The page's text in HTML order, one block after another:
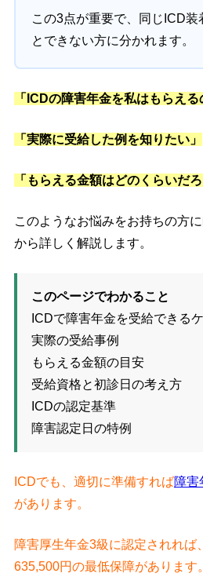
この3点が重要で、同じICD
とできない方に分かれます。
「ICDの障害年金を私はもらえる
「実際に受給した例を知りたい」
「もらえる金額はどのくらいだろ
このようなお悩みをお持ちの方
から詳しく解説します。
このページでわかること
ICDで障害年金を受給できる
実際の受給事例
もらえる金額の目安
受給資格と初診日の考え方
ICDの認定基準
障害認定日の特例
ICDでも、適切に準備すれば障害
があります。
障害厚生年金3級に認定されれば
635,500円の最低保障があります。